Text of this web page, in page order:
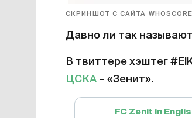
СКРИНШОТ С САЙТА
Давно ли так
В твиттере хэштег
ЦСКА – «Зенит».
FC Zenit in